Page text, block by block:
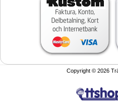
Copyright © 2026